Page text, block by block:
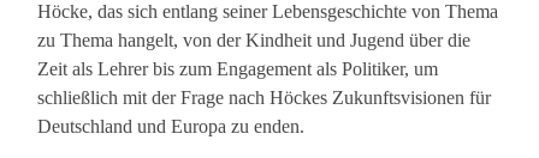
Höcke, das sich entlang seiner Lebensgeschichte von Thema
zu Thema hangelt, von der Kindheit und Jugend über die
Zeit als Lehrer bis zum Engagement als Politiker, um
schließlich mit der Frage nach Höckes Zukunftsvisionen für
Deutschland und Europa zu enden.